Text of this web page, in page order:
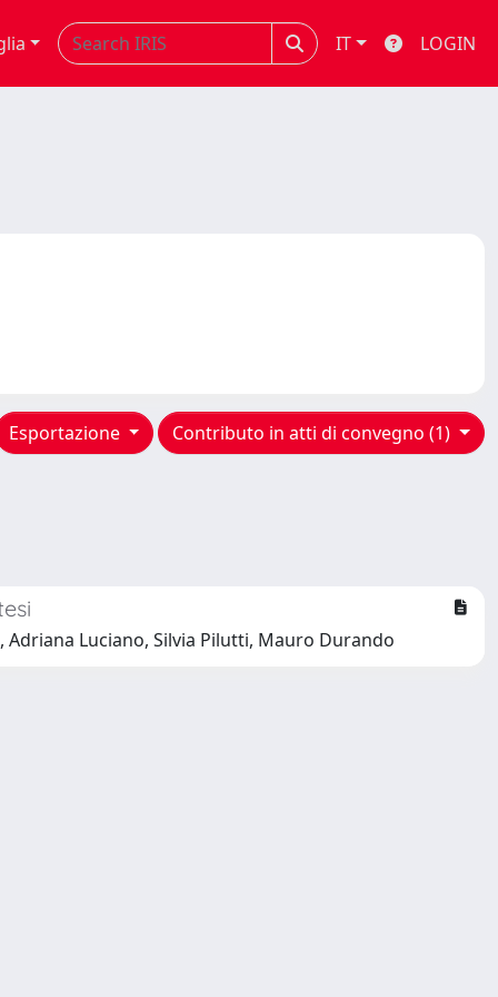
IT LOGIN
Contributo in atti di convegno (1)
Esportazione
Luciano, Silvia Pilutti, Mauro Durando